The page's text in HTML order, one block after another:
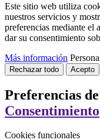
Este sitio web utiliza
nuestros servicios y
preferencias mediante el
dar su consentimiento
Más información
Rechazar todo Acepto
Preferencias
Consentimiento
Cookies funcionales